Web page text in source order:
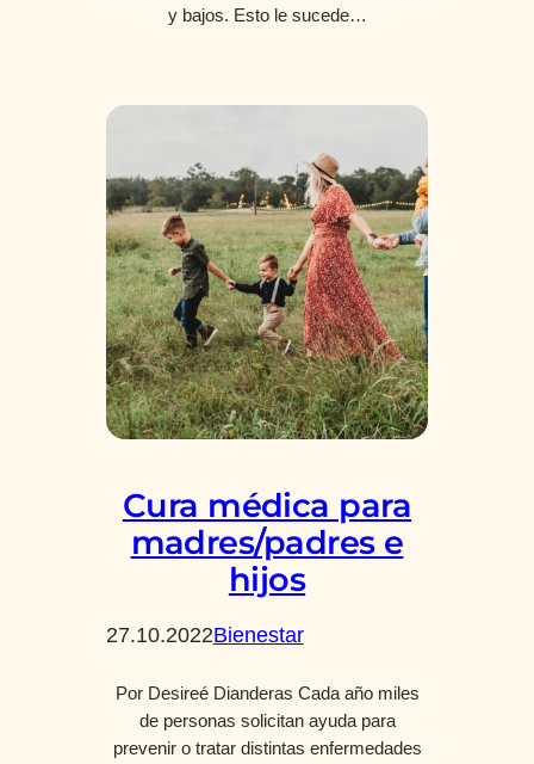
y bajos. Esto le sucede…
Cura médica para
madres/padres e
hijos
27.10.2022Bienestar
Por Desireé Dianderas Cada año miles
de personas solicitan ayuda para
prevenir o tratar distintas enfermedades